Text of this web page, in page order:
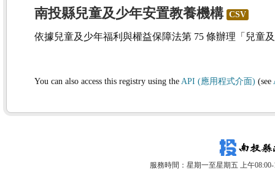
南投縣兒童及少年安置教養機構 CSV
依據兒童及少年福利與權益保障法第 75 條辦理「兒童
You can also access this registry using the API (應用程式介面) (see
服務時間：星期一至星期五 上午